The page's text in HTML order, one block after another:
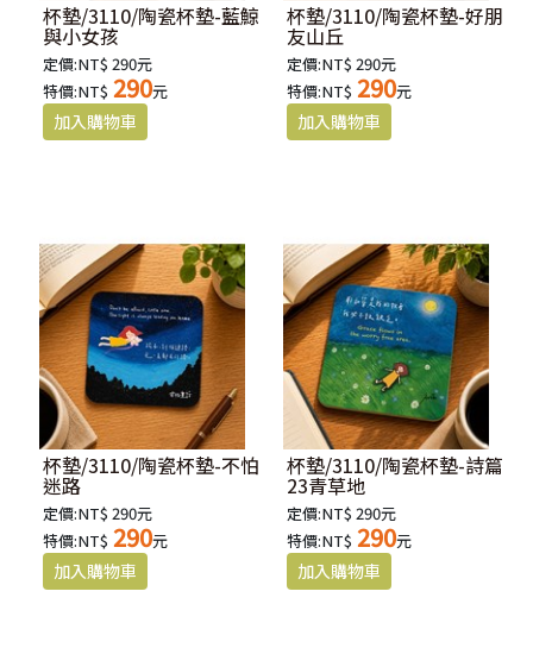
杯墊/3110/陶瓷杯墊-藍鯨
與小女孩
定價:NT$ 290元
特價:NT$ 290元
杯墊/3110/陶瓷杯墊-好朋
友山丘
定價:NT$ 290元
特價:NT$ 290元
杯墊/3110/陶瓷杯墊-不怕
迷路
定價:NT$ 290元
特價:NT$ 290元
杯墊/3110/陶瓷杯墊-詩篇
23青草地
定價:NT$ 290元
特價:NT$ 290元